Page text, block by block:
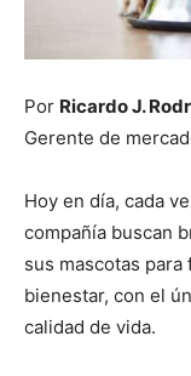
Por Ricardo J.
Gerente de
Hoy en día, cada
compañía buscan
sus mascotas
bienestar, con el
calidad de vida.